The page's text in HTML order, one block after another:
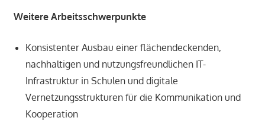
Weitere Arbeitsschwerpunkte
Konsistenter Ausbau einer flächendeckenden,
nachhaltigen und nutzungsfreundlichen IT-
Infrastruktur in Schulen und digitale
Vernetzungsstrukturen für die Kommunikation und
Kooperation